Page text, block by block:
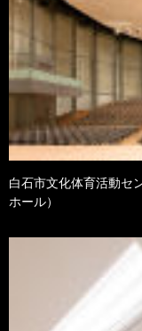
白石市文化体育活動セ
ホール）